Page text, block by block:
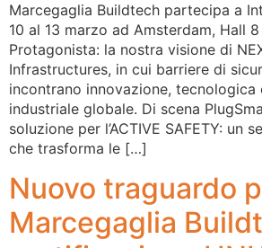
Marcegaglia Buildtech partecipa a
10 al 13 marzo ad Amsterdam, Hall 8
Protagonista: la nostra visione di
Infrastructures, in cui barriere di
incontrano innovazione, tecnologica
industriale globale. Di scena
soluzione per l’ACTIVE SAFETY: un
che trasforma le […]
Nuovo traguardo
Marcegaglia